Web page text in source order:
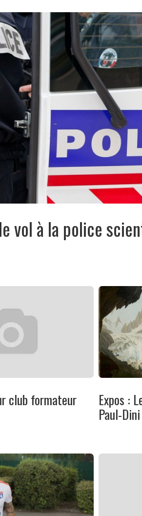
vol à la police
club formateur Expos :
Paul-Dini